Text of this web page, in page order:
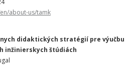
about-us/tamk
didaktických stratégií pre výučbu
inžinierskych štúdiách